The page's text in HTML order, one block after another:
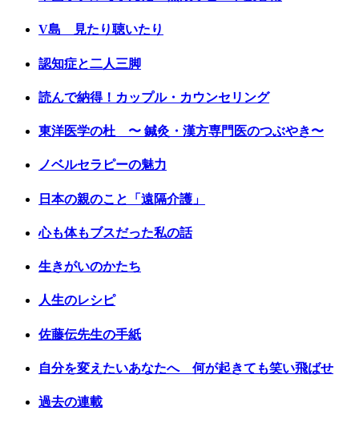
V島 見たり聴いたり
認知症と二人三脚
読んで納得！カップル・カウンセリング
東洋医学の杜 〜 鍼灸・漢方専門医のつぶやき〜
ノベルセラピーの魅力
日本の親のこと「遠隔介護」
心も体もブスだった私の話
生きがいのかたち
人生のレシピ
佐藤伝先生の手紙
自分を変えたいあなたへ 何が起きても笑い飛ばせ
過去の連載